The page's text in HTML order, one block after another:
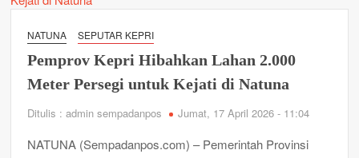
Aksi
Gunung
Ranai,
Peringati
ke-
NATUNA SEPUTAR KEPRI
Pemprov Kepri Hibahkan Lahan 2.000
Meter Persegi untuk Kejati di Natuna
Ditulis : admin sempadanpos Jumat, 17 April 2026 - 11:04
NATUNA (Sempadanpos.com) – Pemerintah Provinsi